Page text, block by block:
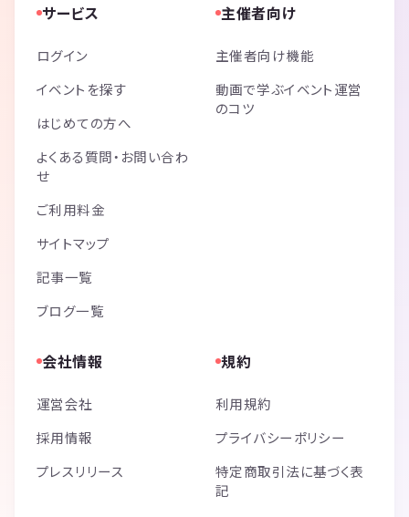
サービス
ログイン
イベントを探す
はじめての方へ
よくある質問・お問い合わ
せ
ご利用料金
サイトマップ
記事一覧
ブログ一覧
主催者向け
主催者向け機能
動画で学ぶイベント運営
のコツ
会社情報
運営会社
採用情報
プレスリリース
規約
利用規約
プライバシーポリシー
特定商取引法に基づく表
記